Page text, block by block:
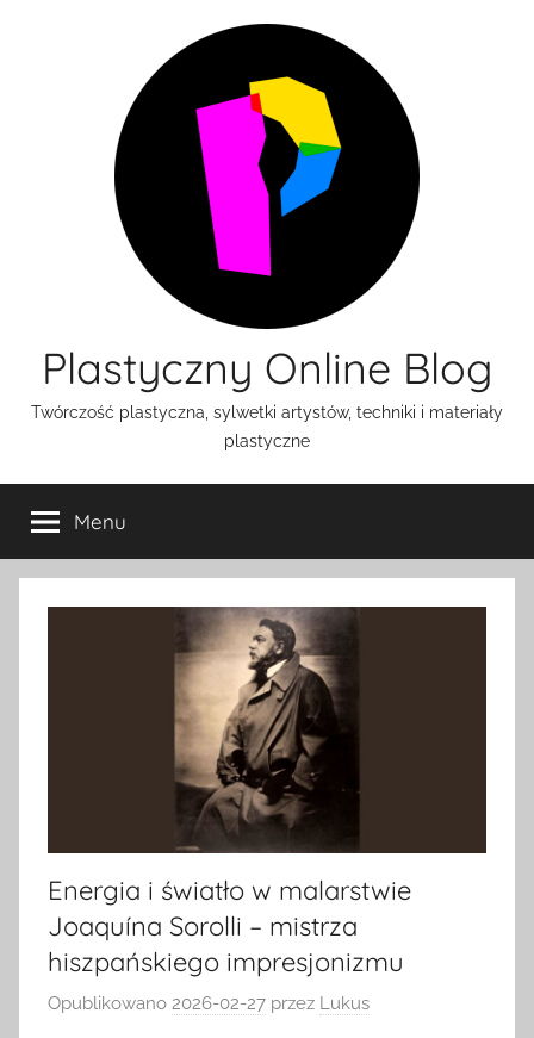
Plastyczny Online Blog
Twórczość plastyczna, sylwetki artystów, techniki i materiały
plastyczne
Menu
Energia i światło w malarstwie
Joaquína Sorolli – mistrza
hiszpańskiego impresjonizmu
Opublikowano 2026-02-27 przez Lukus